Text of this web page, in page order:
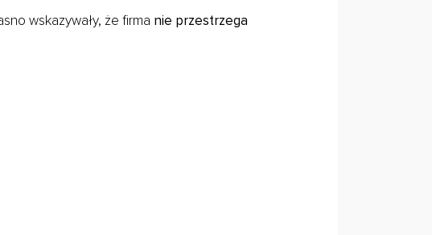
wskazywały, że firma nie przestrzega